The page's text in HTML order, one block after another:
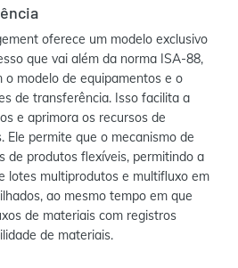
oferece um modelo exclusivo
que vai além da norma ISA-88,
o modelo de equipamentos e o
de transferência. Isso facilita a
e aprimora os recursos de
Ele permite que o mecanismo de
de produtos flexíveis, permitindo a
lotes multiprodutos e multifluxo em
ao mesmo tempo em que
de materiais com registros
de materiais.